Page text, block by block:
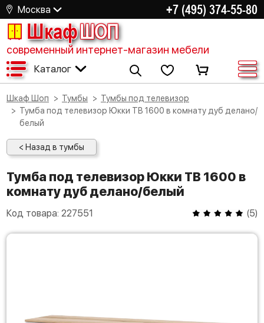
Москва +7 (495) 374-55-80
ШкафШОП
современный интернет-магазин мебели
Каталог
Шкаф Шоп Тумбы
Тумбы под телевизор
Тумба под телевизор Юкки ТВ 1600 в комнату дуб делано/
белый
< Назад в тумбы
Тумба под телевизор Юкки ТВ 1600 в
комнату дуб делано/белый
Код товара: 227551 (5)